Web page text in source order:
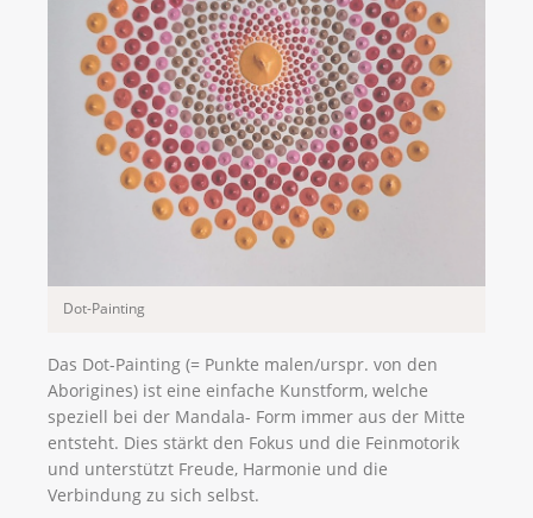
Dot-Painting
Das Dot-Painting (= Punkte malen/urspr. von den
Aborigines) ist eine einfache Kunstform, welche
speziell bei der Mandala- Form immer aus der Mitte
entsteht. Dies stärkt den Fokus und die Feinmotorik
und unterstützt Freude, Harmonie und die
Verbindung zu sich selbst.